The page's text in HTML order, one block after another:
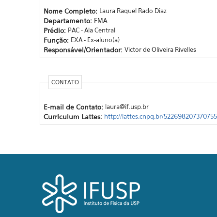
Nome Completo: Laura Raquel Rado Diaz
Departamento: FMA
Prédio: PAC - Ala Central
Função: EXA - Ex-aluno(a)
Responsável/Orientador: Victor de Oliveira Rivelles
CONTATO
E-mail de Contato: laura@if.usp.br
Curriculum Lattes: http://lattes.cnpq.br/